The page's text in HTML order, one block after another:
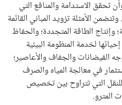
تحقق الاستدامة والمنافع التي
الأمثلة تزويد المباني القائمة
وإنتاج الطاقة المتجددة؛ والحفاظ
لخدمة المنظومة البيئية
الفيضانات والجفاف والأعاصير؛
في معالجة المياه والصرف
التي تتراوح بين تخصيص
المترو.